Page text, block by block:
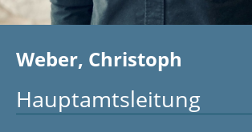
Weber, Christoph
Hauptamtsleitung